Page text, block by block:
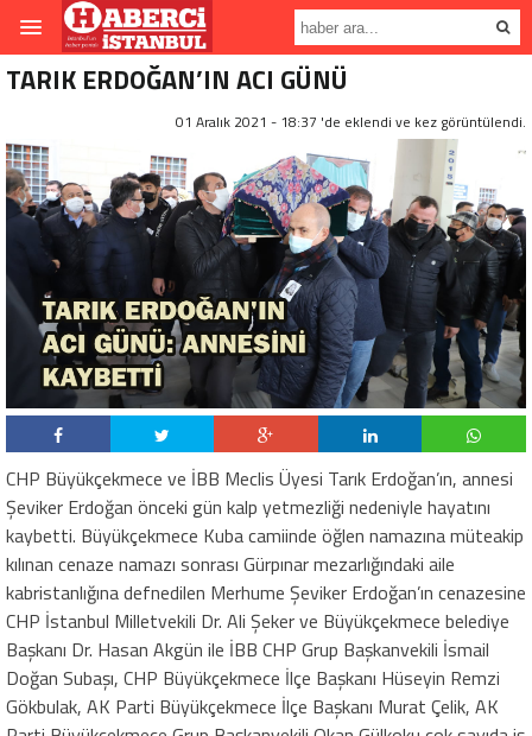
TARIK ERDOĞAN’IN ACI GÜNÜ
01 Aralık 2021 - 18:37 'de eklendi ve kez görüntülendi.
CHP Büyükçekmece ve İBB Meclis Üyesi Tarık Erdoğan’ın, annesi
Şeviker Erdoğan önceki gün kalp yetmezliği nedeniyle hayatını
kaybetti. Büyükçekmece Kuba camiinde öğlen namazına müteakip
kılınan cenaze namazı sonrası Gürpınar mezarlığındaki aile
kabristanlığına defnedilen Merhume Şeviker Erdoğan’ın cenazesine
CHP İstanbul Milletvekili Dr. Ali Şeker ve Büyükçekmece belediye
Başkanı Dr. Hasan Akgün ile İBB CHP Grup Başkanvekili İsmail
Doğan Subaşı, CHP Büyükçekmece İlçe Başkanı Hüseyin Remzi
Gökbulak, AK Parti Büyükçekmece İlçe Başkanı Murat Çelik, AK